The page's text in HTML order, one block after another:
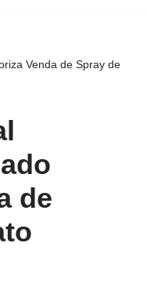
Venda de Spray de
de